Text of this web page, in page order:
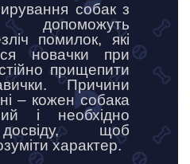
собак з
допоможуть
помилок, які
новачки при
прищепити
Причини
– кожен собака
і необхідно
щоб
характер.